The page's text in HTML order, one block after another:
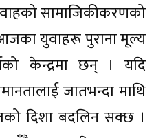
सामाजिकीकरणको
युवाहरू पुराना मूल्य
केन्द्रमा छन् । यदि
जातभन्दा माथि
दिशा बदलिन सक्छ ।